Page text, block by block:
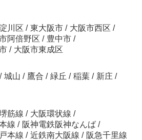
川区 / 東大阪市 / 大阪市西区 /
阿倍野区 / 豊中市 /
/ 大阪市東成区
/ 城山 / 鷹合 / 緑丘 / 稲葉 / 新庄 /
筋線 / 大阪環状線 /
線 / 阪神電鉄阪神なんば /
本線 / 近鉄南大阪線 / 阪急千里線